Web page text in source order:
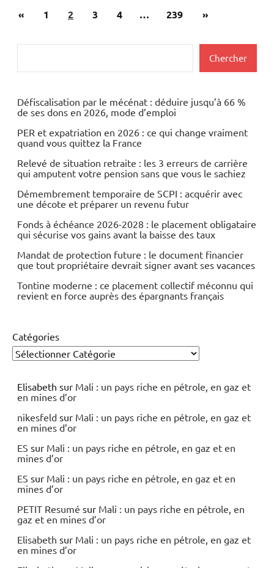
Analyse
et
Marchés en
perspective
Pagination
publications
«Publications
1 2 3 4 … 239
Articles
»
Chercher
Défiscalisation par le mécénat : déduire jusqu’à 66 %
de ses dons en 2026, mode d’emploi
PER et expatriation en 2026 : ce qui change vraiment
quand vous quittez la France
Relevé de situation retraite : les 3 erreurs de carrière
qui amputent votre pension sans que vous le sachiez
Démembrement temporaire de SCPI : acquérir avec
une décote et préparer un revenu futur
Fonds à échéance 2026-2028 : le placement obligataire
qui sécurise vos gains avant la baisse des taux
Mandat de protection future : le document financier
que tout propriétaire devrait signer avant ses vacances
Tontine moderne : ce placement collectif méconnu qui
revient en force auprès des épargnants français
Catégories
Elisabeth sur Mali : un pays riche en pétrole, en gaz et
en mines d’or
nikesfeld sur Mali : un pays riche en pétrole, en gaz et
en mines d’or
ES sur Mali : un pays riche en pétrole, en gaz et en
mines d’or
ES sur Mali : un pays riche en pétrole, en gaz et en
mines d’or
PETIT Resumé sur Mali : un pays riche en pétrole, en
gaz et en mines d’or
Elisabeth sur Mali : un pays riche en pétrole, en gaz et
en mines d’or